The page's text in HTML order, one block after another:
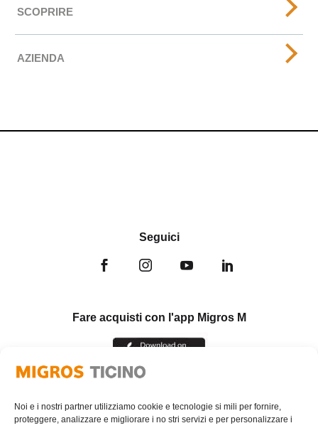
Noi e i nostri partner utilizziamo cookie e tecnologie si mili per fornire,
proteggere, analizzare e migliorare i no stri servizi e per personalizzare i
SCOPRIRE
AZIENDA
Seguici
Fare acquisti con l'app Migros M